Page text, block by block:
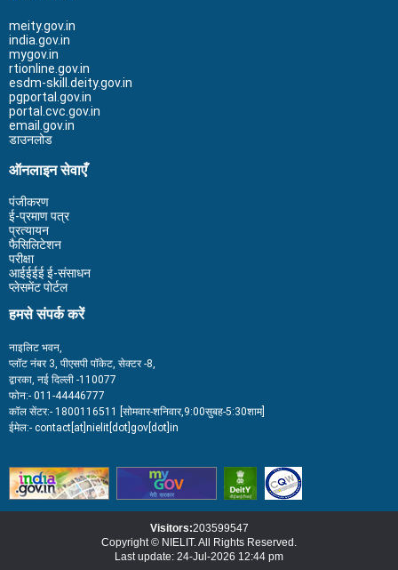
meity.gov.in
india.gov.in
mygov.in
rtionline.gov.in
esdm-skill.deity.gov.in
pgportal.gov.in
portal.cvc.gov.in
email.gov.in
डाउनलोड
ऑनलाइन सेवाएँ
पंजीकरण
ई-प्रमाण पत्र
प्रत्यायन
फैसिलिटेशन
परीक्षा
आईईईई ई-संसाधन
प्लेसमेंट पोर्टल
हमसे संपर्क करें
नाइलिट भवन,
प्लॉट नंबर 3, पीएसपी पॉकेट, सेक्टर -8,
द्वारका, नई दिल्ली -110077
फोन:- 011-44446777
कॉल सेंटर:- 1800116511 [सोमवार-शनिवार,9:00सुबह-5:30शाम]
ईमेल:- contact[at]nielit[dot]gov[dot]in
Visitors:203599547
Copyright © NIELIT. All Rights Reserved.
Last update: 24-Jul-2026 12:44 pm